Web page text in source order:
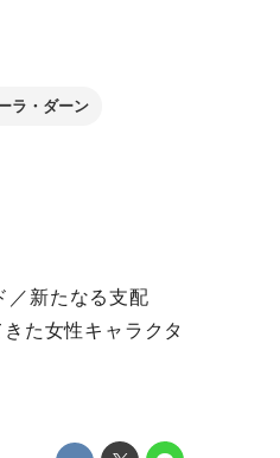
ラ・ダーン
／新たなる支配
た女性キャラクタ